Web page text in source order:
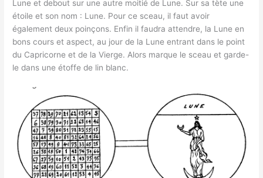
Lune et debout sur une autre moitié de Lune. Sur sa tète une
étoile et son nom : Lune. Pour ce sceau, il faut avoir
également deux poinçons. Enfin il faudra attendre, la Lune en
bons cours et aspect, au jour de la Lune entrant dans le point
du Capricorne et de la Vierge. Alors marque le sceau et garde-
le dans une étoffe de lin blanc.